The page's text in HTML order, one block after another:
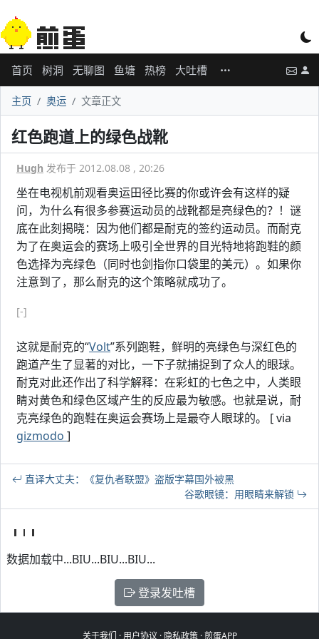
首页 树洞 无聊图 鱼塘 热榜 大吐槽
主页 奥运 文章正文
红色跑道上的绿色战靴
Hugh 发布于 2012.08.08 , 20:26
坐在电视机前观看奥运田径比赛的你或许会有这样的疑
问，为什么有很多参赛运动员的战靴都是亮绿色的？！谜
底在此刻揭晓：因为他们都是耐克的签约运动员。而耐克
为了在奥运会的赛场上吸引全世界的目光特地将跑鞋的颜
色选择为亮绿色（同时也剑指你口袋里的美元）。如果你
注意到了，那么耐克的这个策略就成功了。
[-]
这就是耐克的“Volt”系列跑鞋，鲜明的亮绿色与深红色的
跑道产生了显著的对比，一下子就捕捉到了众人的眼球。
耐克对此还作出了科学解释：在彩虹的七色之中，人类眼
睛对黄色和绿色区域产生的反应最为敏感。也就是说，耐
克亮绿色的跑鞋在奥运会赛场上是最夺人眼球的。 [ via
gizmodo ]
直译大丈夫：《复仇者联盟》盗版字幕国外被黑
谷歌眼镜：用眼睛来解锁
数据加载中...BIU...BIU...BIU...
登录发吐槽
关于我们 ·用户协议 · 隐私政策·煎蛋APP